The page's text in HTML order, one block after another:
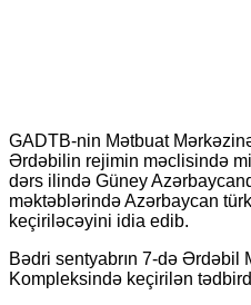
GADTB-nin Mətbuat
Ərdəbilin rejimin məclisində
dərs ilində Güney
məktəblərində Azərbaycan
keçiriləcəyini idia edib.
Bədri sentyabrın 7-də Ərdəbil
Kompleksində keçirilən